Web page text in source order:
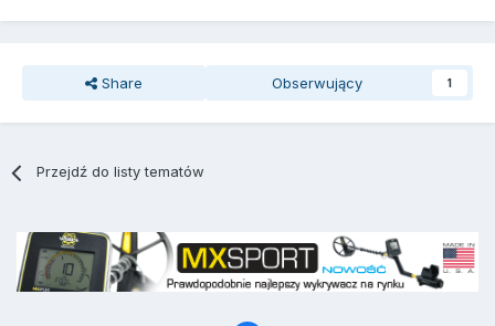
Share Obserwujący 1
Przejdź do listy tematów